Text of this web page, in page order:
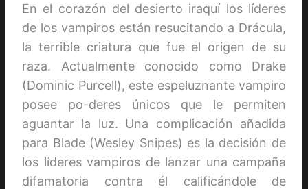
En el corazón del desierto iraquí los líderes
de los vampiros están resucitando a Drácula,
la terrible criatura que fue el origen de su
raza. Actualmente conocido como Drake
(Dominic Purcell), este espeluznante vampiro
posee po-deres únicos que le permiten
aguantar la luz. Una complicación añadida
para Blade (Wesley Snipes) es la decisión de
los líderes vampiros de lanzar una campaña
difamatoria contra él calificándole de